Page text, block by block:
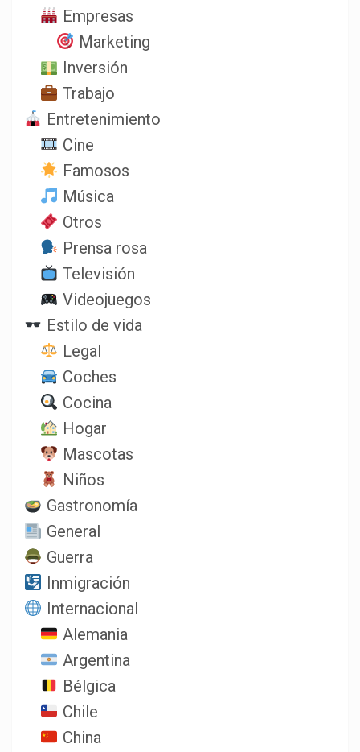
Empresas
Marketing
Inversión
Trabajo
Entretenimiento
Cine
Famosos
Música
Otros
Prensa rosa
Televisión
Videojuegos
Estilo de vida
Legal
Coches
Cocina
Hogar
Mascotas
Niños
Gastronomía
General
Guerra
Inmigración
Internacional
Alemania
Argentina
Bélgica
Chile
China